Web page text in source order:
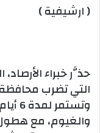
( ارشيفية )
حذَّر خبراء
التي تضرب
والغيوم، مع